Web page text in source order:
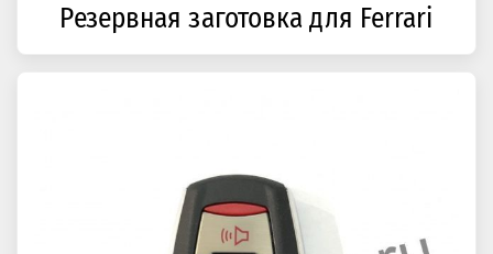
Резервная заготовка для Ferrari